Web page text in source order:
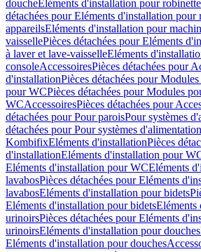
doucheEléments d'installation pour
détachées pour Eléments d'installation pour
appareilsEléments d'installation pour
vaissellePièces détachées pour Eléments
à laver et lave-vaisselleEléments
consoleAccessoiresPièces détachées pour
d'installationPièces détachées pour
pour WCPièces détachées pour Modules
WCAccessoiresPièces détachées pour
détachées pour Pour paroisPour systèmes
détachées pour Pour systèmes d'alimentation
KombifixEléments d'installationPièces
d'installationEléments d'installation pour
Eléments d'installation pour WCEléments
lavabosPièces détachées pour Eléments
lavabosEléments d'installation pour bidets
Eléments d'installation pour bidetsEléments
urinoirsPièces détachées pour Eléments
urinoirsEléments d'installation pour douches
Eléments d'installation pour douches